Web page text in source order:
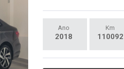
Ano
2018
Km
110092